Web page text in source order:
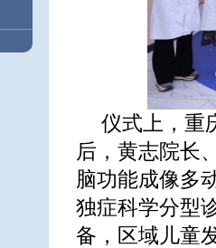
仪式上，重
后，黄志院长
脑功能成像多
独症科学分型
备，区域儿童